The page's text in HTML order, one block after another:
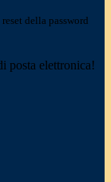
della password
posta elettronica!